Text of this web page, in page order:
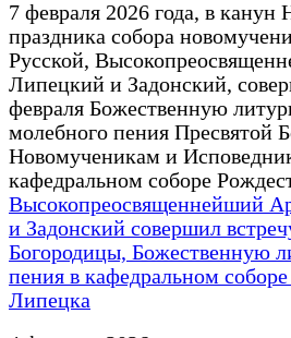
7 февраля 2026 года, в
праздника собора
Русской,
Липецкий и Задонский,
февраля Божественную
молебного пения Пресвятой
Новомученикам и
кафедральном соборе
Высокопреосвященнейший
и Задонский совершил
Богородицы, Божественную
пения в кафедральном
Липецка